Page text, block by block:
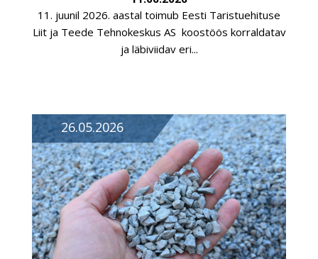
11. juunil 2026. aastal toimub Eesti Taristuehituse
Liit ja Teede Tehnokeskus AS koostöös korraldatav
ja läbiviidav eri...
26.05.2026